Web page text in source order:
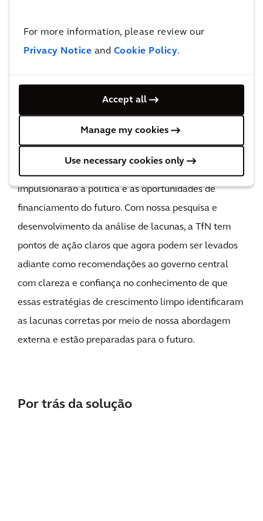
For more information, please review our
Privacy Notice and Cookie Policy.
Accept all
Manage my cookies
Use necessary cookies only
Por meio de nossa análise, a TfN tem pontos de ação
claros e a confiança de que as oportunidades certas
Qualquer nova estratégia de descarbonização
precisa aproveitar o conhecimento e a compreensão
não apenas da política atual, mas também incorporar
impulsionarão a política e as oportunidades de
financiamento do futuro. Com nossa pesquisa e
desenvolvimento da análise de lacunas, a TfN tem
pontos de ação claros que agora podem ser levados
adiante como recomendações ao governo central
com clareza e confiança no conhecimento de que
essas estratégias de crescimento limpo identificaram
as lacunas corretas por meio de nossa abordagem
externa e estão preparadas para o futuro.
Por trás da solução